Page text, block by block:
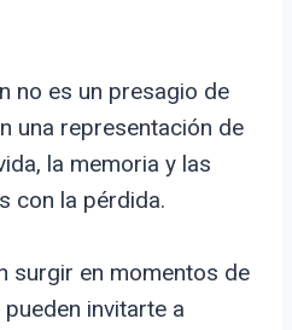
no es un presagio de
una representación de
la memoria y las
con la pérdida.
surgir en momentos de
invitarte a